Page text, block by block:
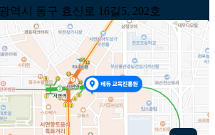
역시 동구 효신로 16길5, 202호